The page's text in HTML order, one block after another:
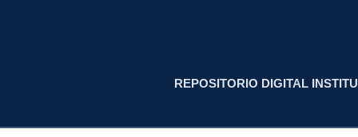
REPOSITORIO DIGITAL